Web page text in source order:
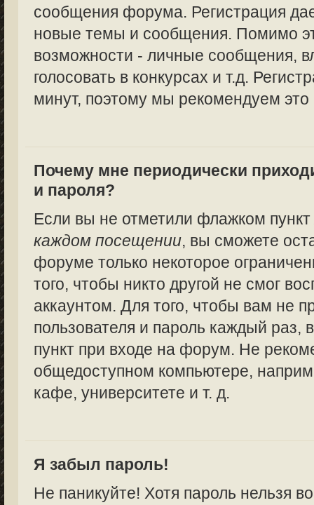
сообщения форума. Регистрация
новые темы и сообщения. Помимо
возможности - личные сообщения,
голосовать в конкурсах и т.д.
минут, поэтому мы рекомендуем это
Почему мне периодически
и пароля?
Если вы не отметили флажком
каждом посещении, вы сможете
форуме только некоторое
того, чтобы никто другой не смог
аккаунтом. Для того, чтобы вам не
пользователя и пароль каждый
пункт при входе на форум. Не
общедоступном компьютере,
кафе, университете и т. д.
Я забыл пароль!
Не паникуйте! Хотя пароль нельзя